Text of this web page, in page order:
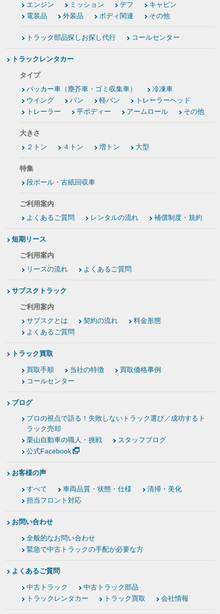
エンジン
ミッション デフ
キャビン
電装品
外装品 ボディ関連 その他
トラック部品探しお探し代行 コールセンター
トラックレンタカー
タイプ
パッカー車（塵芥車・ゴミ収集車）
冷凍車
ウイング
バン 軽バン
トレーラーヘッド
トレーラー
平ボディー アームロール その他
大きさ
２トン
４トン 増トン 大型
特集
段ボール・古紙回収車
ご利用案内
よくあるご質問
レンタルの流れ 補償制度・規約
短期リース
ご利用案内
リースの流れ
よくあるご質問
サブスクトラック
ご利用案内
サブスクとは
契約の流れ
料金形態
よくあるご質問
トラック買取
買取手順 当社の特徴
買取価格事例
コールセンター
ブログ
プロの視点で語る！失敗しないトラック選び／成功するト
ラック売却
栗山自動車の職人・挑戦
スタッフブログ
公式Facebook
お客様の声
すべて 車両品質・状態・仕様
清掃・美化
担当フロント対応
お問い合わせ
全般的なお問い合わせ
緊急で中古トラックの手配が必要な方
よくあるご質問
中古トラック
中古トラック部品
トラックレンタカー
トラック買取 会社情報